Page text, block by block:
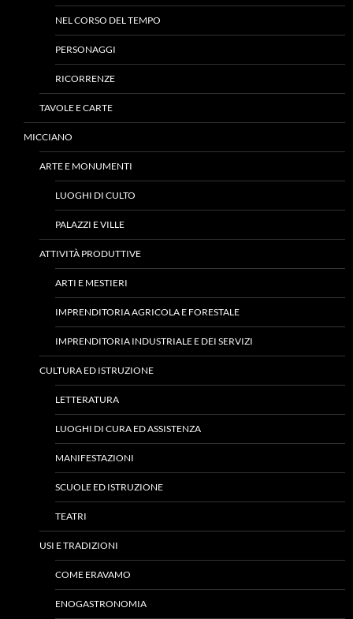
NEL CORSO DEL TEMPO
PERSONAGGI
RICORRENZE
TAVOLE E CARTE
MICCIANO
ARTE E MONUMENTI
LUOGHI DI CULTO
PALAZZI E VILLE
ATTIVITÀ PRODUTTIVE
ARTI E MESTIERI
IMPRENDITORIA AGRICOLA E FORESTALE
IMPRENDITORIA INDUSTRIALE E DEI SERVIZI
CULTURA ED ISTRUZIONE
LETTERATURA
LUOGHI DI CURA ED ASSISTENZA
MANIFESTAZIONI
SCUOLE ED ISTRUZIONE
TEATRI
USI E TRADIZIONI
COME ERAVAMO
ENOGASTRONOMIA